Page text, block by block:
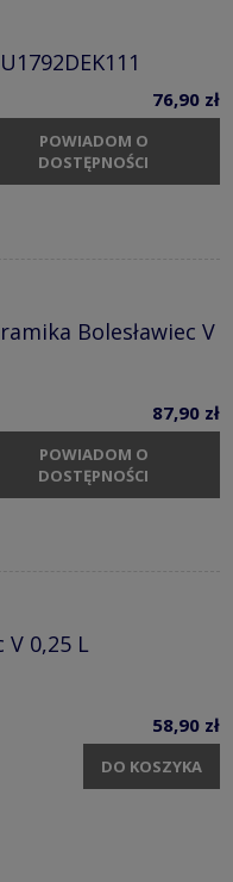
76,90 zł
POWIADOM O
DOSTĘPNOŚCI
Bolesławiec V
87,90 zł
POWIADOM O
DOSTĘPNOŚCI
V 0,25 L
58,90 zł
DO KOSZYKA